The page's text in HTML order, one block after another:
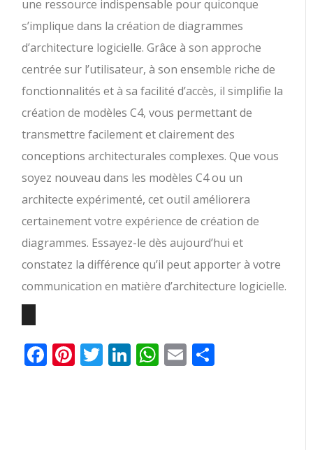
une ressource indispensable pour quiconque
s’implique dans la création de diagrammes
d’architecture logicielle. Grâce à son approche
centrée sur l’utilisateur, à son ensemble riche de
fonctionnalités et à sa facilité d’accès, il simplifie la
création de modèles C4, vous permettant de
transmettre facilement et clairement des
conceptions architecturales complexes. Que vous
soyez nouveau dans les modèles C4 ou un
architecte expérimenté, cet outil améliorera
certainement votre expérience de création de
diagrammes. Essayez-le dès aujourd’hui et
constatez la différence qu’il peut apporter à votre
communication en matière d’architecture logicielle.
Facebook
Pinterest
Twitter
LinkedIn
WhatsApp
Email